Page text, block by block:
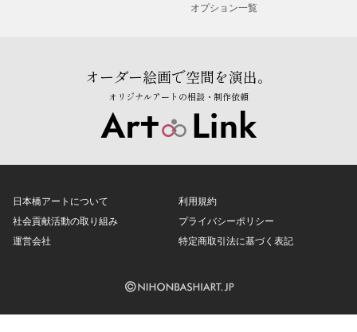
オプション一覧
オーダー絵画で空間を演出。
オリジナルアートの相談・制作依頼
日本橋アートについて
社会貢献活動の取り組み
運営会社
利用規約
プライバシーポリシー
特定商取引法に基づく表記